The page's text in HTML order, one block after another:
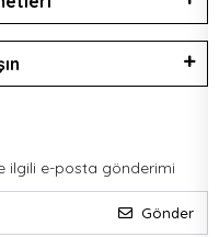
ilgili e-posta gönderimi
Gönder